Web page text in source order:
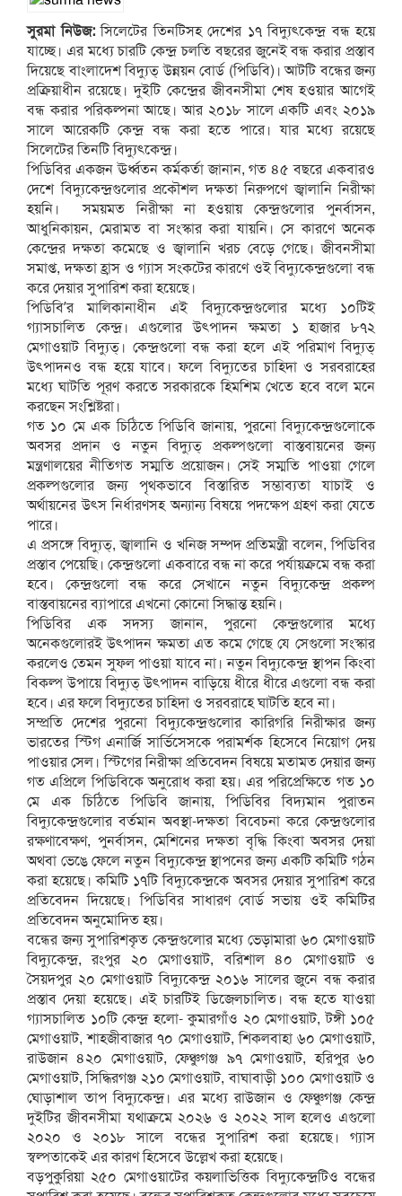
সুরমা নিউজ:সিলেটের তিনটিসহ দেশের ১৭ বিদ্যুৎকেন্দ্র বন্ধ হয়ে
যাচ্ছে। এর মধ্যে চারটি কেন্দ্র চলতি বছরের জুনেই বন্ধ করার প্রস্তাব
দিয়েছে বাংলাদেশ বিদ্যুত্ উন্নয়ন বোর্ড (পিডিবি)। আটটি বন্ধের জন্য
প্রক্রিয়াধীন রয়েছে। দুইটি কেন্দ্রের জীবনসীমা শেষ হওয়ার আগেই
বন্ধ করার পরিকল্পনা আছে। আর ২০১৮ সালে একটি এবং ২০১৯
সালে আরেকটি কেন্দ্র বন্ধ করা হতে পারে। যার মধ্যে রয়েছে
সিলেটের তিনটি বিদ্যুৎকেন্দ্র।
পিডিবির একজন ঊর্ধ্বতন কর্মকর্তা জানান, গত ৪৫ বছরে একবারও
দেশে বিদ্যুকেন্দ্রগুলোর প্রকৌশল দক্ষতা নিরুপণে জ্বালানি নিরীক্ষা
হয়নি। সময়মত নিরীক্ষা না হওয়ায় কেন্দ্রগুলোর পুনর্বাসন,
আধুনিকায়ন, মেরামত বা সংস্কার করা যায়নি। সে কারণে অনেক
কেন্দ্রের দক্ষতা কমেছে ও জ্বালানি খরচ বেড়ে গেছে। জীবনসীমা
সমাপ্ত, দক্ষতা হ্রাস ও গ্যাস সংকটের কারণে ওই বিদ্যুকেন্দ্রগুলো বন্ধ
করে দেয়ার সুপারিশ করা হয়েছে।
পিডিবি’র মালিকানাধীন এই বিদ্যুকেন্দ্রগুলোর মধ্যে ১০টিই
গ্যাসচালিত কেন্দ্র। এগুলোর উত্পাদন ক্ষমতা ১ হাজার ৮৭২
মেগাওয়াট বিদ্যুত্। কেন্দ্রগুলো বন্ধ করা হলে এই পরিমাণ বিদ্যুত্
উত্পাদনও বন্ধ হয়ে যাবে। ফলে বিদ্যুতের চাহিদা ও সরবরাহের
মধ্যে ঘাটতি পূরণ করতে সরকারকে হিমশিম খেতে হবে বলে মনে
করছেন সংশ্লিষ্টরা।
গত ১০ মে এক চিঠিতে পিডিবি জানায়, পুরনো বিদ্যুকেন্দ্রগুলোকে
অবসর প্রদান ও নতুন বিদ্যুত্ প্রকল্পগুলো বাস্তবায়নের জন্য
মন্ত্রণালয়ের নীতিগত সম্মতি প্রয়োজন। সেই সম্মতি পাওয়া গেলে
প্রকল্পগুলোর জন্য পৃথকভাবে বিস্তারিত সম্ভাব্যতা যাচাই ও
অর্থায়নের উত্স নির্ধারণসহ অন্যান্য বিষয়ে পদক্ষেপ গ্রহণ করা যেতে
পারে।
এ প্রসঙ্গে বিদ্যুত্, জ্বালানি ও খনিজ সম্পদ প্রতিমন্ত্রী বলেন, পিডিবির
প্রস্তাব পেয়েছি। কেন্দ্রগুলো একবারে বন্ধ না করে পর্যায়ক্রমে বন্ধ করা
হবে। কেন্দ্রগুলো বন্ধ করে সেখানে নতুন বিদ্যুকেন্দ্র প্রকল্প
বাস্তবায়নের ব্যাপারে এখনো কোনো সিদ্ধান্ত হয়নি।
পিডিবির এক সদস্য জানান, পুরনো কেন্দ্রগুলোর মধ্যে
অনেকগুলোরই উত্পাদন ক্ষমতা এত কমে গেছে যে সেগুলো সংস্কার
করলেও তেমন সুফল পাওয়া যাবে না। নতুন বিদ্যুকেন্দ্র স্থাপন কিংবা
বিকল্প উপায়ে বিদ্যুত্ উত্পাদন বাড়িয়ে ধীরে ধীরে এগুলো বন্ধ করা
হবে। এর ফলে বিদ্যুতের চাহিদা ও সরবরাহে ঘাটতি হবে না।
সম্প্রতি দেশের পুরনো বিদ্যুকেন্দ্রগুলোর কারিগরি নিরীক্ষার জন্য
ভারতের স্টিগ এনার্জি সার্ভিসেসকে পরামর্শক হিসেবে নিয়োগ দেয়
পাওয়ার সেল। স্টিগের নিরীক্ষা প্রতিবেদন বিষয়ে মতামত দেয়ার জন্য
গত এপ্রিলে পিডিবিকে অনুরোধ করা হয়। এর পরিপ্রেক্ষিতে গত ১০
মে এক চিঠিতে পিডিবি জানায়, পিডিবির বিদ্যমান পুরাতন
বিদ্যুকেন্দ্রগুলোর বর্তমান অবস্থা-দক্ষতা বিবেচনা করে কেন্দ্রগুলোর
রক্ষণাবেক্ষণ, পুনর্বাসন, মেশিনের দক্ষতা বৃদ্ধি কিংবা অবসর দেয়া
অথবা ভেঙে ফেলে নতুন বিদ্যুকেন্দ্র স্থাপনের জন্য একটি কমিটি গঠন
করা হয়েছে। কমিটি ১৭টি বিদ্যুকেন্দ্রকে অবসর দেয়ার সুপারিশ করে
প্রতিবেদন দিয়েছে। পিডিবির সাধারণ বোর্ড সভায় ওই কমিটির
প্রতিবেদন অনুমোদিত হয়।
বন্ধের জন্য সুপারিশকৃত কেন্দ্রগুলোর মধ্যে ভেড়ামারা ৬০ মেগাওয়াট
বিদ্যুকেন্দ্র, রংপুর ২০ মেগাওয়াট, বরিশাল ৪০ মেগাওয়াট ও
সৈয়দপুর ২০ মেগাওয়াট বিদ্যুকেন্দ্র ২০১৬ সালের জুনে বন্ধ করার
প্রস্তাব দেয়া হয়েছে। এই চারটিই ডিজেলচালিত। বন্ধ হতে যাওয়া
গ্যাসচালিত ১০টি কেন্দ্র হলো- কুমারগাঁও ২০ মেগাওয়াট, টঙ্গী ১০৫
মেগাওয়াট, শাহজীবাজার ৭০ মেগাওয়াট, শিকলবাহা ৬০ মেগাওয়াট,
রাউজান ৪২০ মেগাওয়াট, ফেঞ্চুগঞ্জ ৯৭ মেগাওয়াট, হরিপুর ৬০
মেগাওয়াট, সিদ্ধিরগঞ্জ ২১০ মেগাওয়াট, বাঘাবাড়ী ১০০ মেগাওয়াট ও
ঘোড়াশাল তাপ বিদ্যুকেন্দ্র। এর মধ্যে রাউজান ও ফেঞ্চুগঞ্জ কেন্দ্র
দুইটির জীবনসীমা যথাক্রমে ২০২৬ ও ২০২২ সাল হলেও এগুলো
২০২০ ও ২০১৮ সালে বন্ধের সুপারিশ করা হয়েছে। গ্যাস
স্বল্পতাকেই এর কারণ হিসেবে উল্লেখ করা হয়েছে।
বড়পুকুরিয়া ২৫০ মেগাওয়াটের কয়লাভিত্তিক বিদ্যুকেন্দ্রটিও বন্ধের